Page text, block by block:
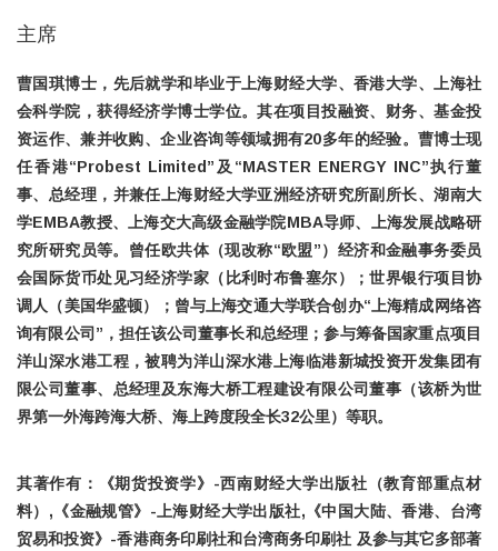
主席
曹国琪博士，先后就学和毕业于上海财经大学、香港大学、上海社
会科学院，获得经济学博士学位。其在项目投融资、财务、基金投
资运作、兼并收购、企业咨询等领域拥有20多年的经验。曹博士现
任香港“Probest Limited”及“MASTER ENERGY INC”执行董
事、总经理，并兼任上海财经大学亚洲经济研究所副所长、湖南大
学EMBA教授、上海交大高级金融学院MBA导师、上海发展战略研
究所研究员等。曾任欧共体（现改称“欧盟”）经济和金融事务委员
会国际货币处见习经济学家（比利时布鲁塞尔）；世界银行项目协
调人（美国华盛顿）；曾与上海交通大学联合创办“上海精成网络咨
询有限公司”，担任该公司董事长和总经理；参与筹备国家重点项目
洋山深水港工程，被聘为洋山深水港上海临港新城投资开发集团有
限公司董事、总经理及东海大桥工程建设有限公司董事（该桥为世
界第一外海跨海大桥、海上跨度段全长32公里）等职。
其著作有：《期货投资学》-西南财经大学出版社（教育部重点材
料）,《金融规管》-上海财经大学出版社,《中国大陆、香港、台湾
贸易和投资》-香港商务印刷社和台湾商务印刷社 及参与其它多部著